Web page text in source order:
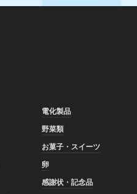
電化製品
野菜類
お菓子・スイーツ
卵
感謝状・記念品